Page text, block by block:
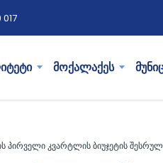
მოქალაქეს
კვარტლის ბიუჯეტის